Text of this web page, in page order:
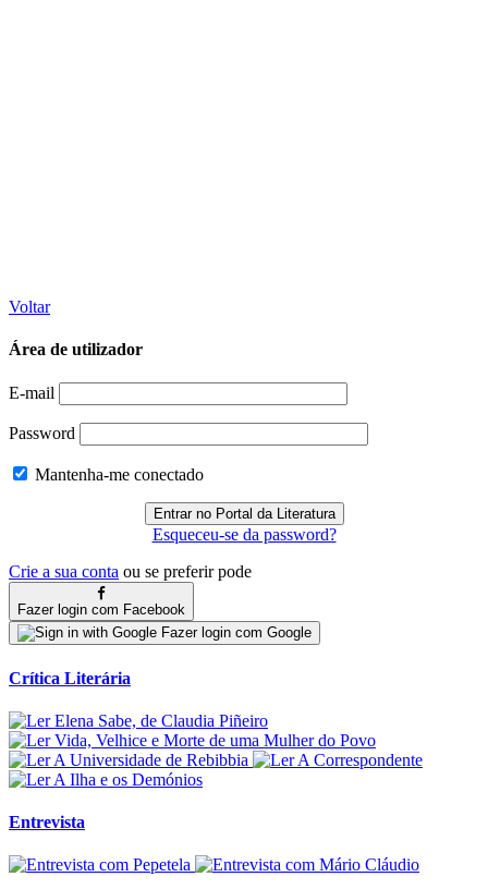
Voltar
Área de utilizador
E-mail
Password
Mantenha-me conectado
Esqueceu-se da password?
Crie a sua conta ou se preferir pode
Fazer login com Facebook
Fazer login com Google
Crítica Literária
Entrevista